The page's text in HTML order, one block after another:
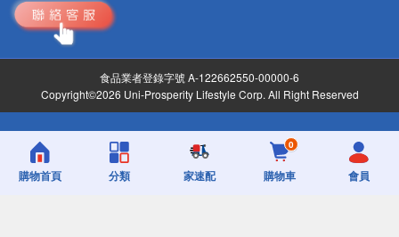
食品業者登錄字號 A-122662550-00000-6
Copyright©2026 Uni-Prosperity Lifestyle Corp. All Right Reserved
購物首頁 分類 家速配
0
購物車 會員